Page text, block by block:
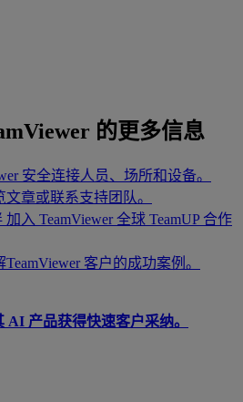
的更多信息
安全连接人员、场所和设备。
文章或联系支持团队。
加入 TeamViewer 全球 TeamUP 合作
TeamViewer 客户的成功案例。
AI 产品获得快速客户采纳。